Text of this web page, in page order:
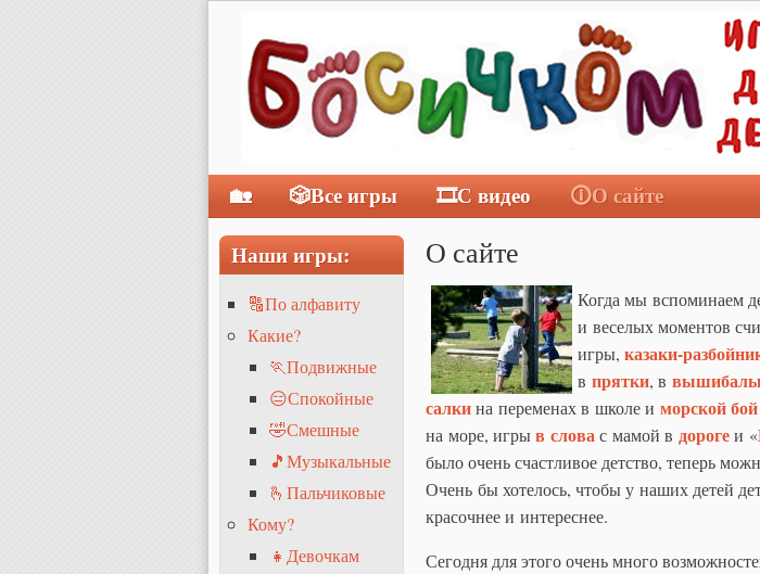
О сайте
Когда мы вспоминаем
и веселых моментов
игры, казаки-
в прятки, в вышибалы
салкина переменах в школе и морской бой
на море, игрыв словас мамой в дорогеи «
было очень счастливое детство, теперь
Очень бы хотелось, чтобы у наших детей
красочнее и интереснее.
Сегодня для этого очень много
Главное меню
🏡 🎲Все игры 🎞С видео
🛈О сайте
Наши игры:
🔠По алфавиту
Какие?
🏃Подвижные
😑Спокойные
🤣Смешные
🎵Музыкальные
🫰Пальчиковые
Кому?
👧Девочкам